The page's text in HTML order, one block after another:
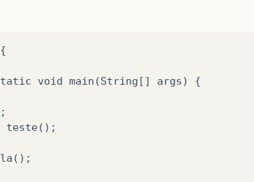
void main(String[] args) {
teste();